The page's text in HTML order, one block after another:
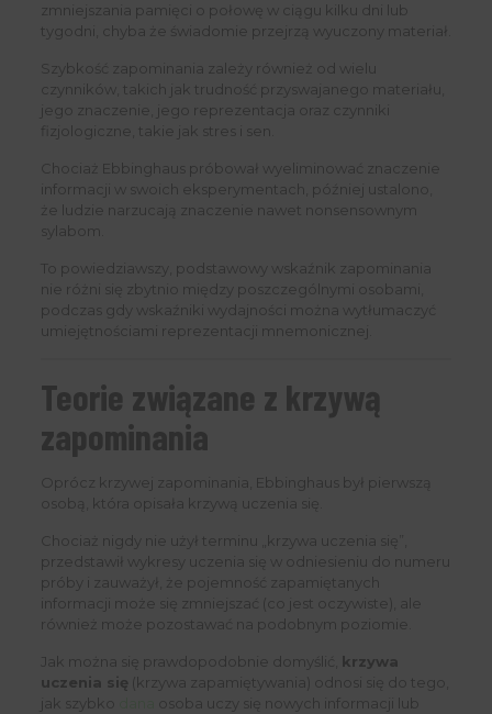
zmniejszania pamięci o połowę w ciągu kilku dni lub
tygodni, chyba że świadomie przejrzą wyuczony materiał.
Szybkość zapominania zależy również od wielu
czynników, takich jak trudność przyswajanego materiału,
jego znaczenie, jego reprezentacja oraz czynniki
fizjologiczne, takie jak stres i sen.
Chociaż Ebbinghaus próbował wyeliminować znaczenie
informacji w swoich eksperymentach, później ustalono,
że ludzie narzucają znaczenie nawet nonsensownym
sylabom.
To powiedziawszy, podstawowy wskaźnik zapominania
nie różni się zbytnio między poszczególnymi osobami,
podczas gdy wskaźniki wydajności można wytłumaczyć
umiejętnościami reprezentacji mnemonicznej.
Teorie związane z krzywą
zapominania
Oprócz krzywej zapominania, Ebbinghaus był pierwszą
osobą, która opisała krzywą uczenia się.
Chociaż nigdy nie użył terminu „krzywa uczenia się”,
przedstawił wykresy uczenia się w odniesieniu do numeru
próby i zauważył, że pojemność zapamiętanych
informacji może się zmniejszać (co jest oczywiste), ale
również może pozostawać na podobnym poziomie.
Jak można się prawdopodobnie domyślić, krzywa
uczenia się (krzywa zapamiętywania) odnosi się do tego,
jak szybko
osoba uczy się nowych informacji lub